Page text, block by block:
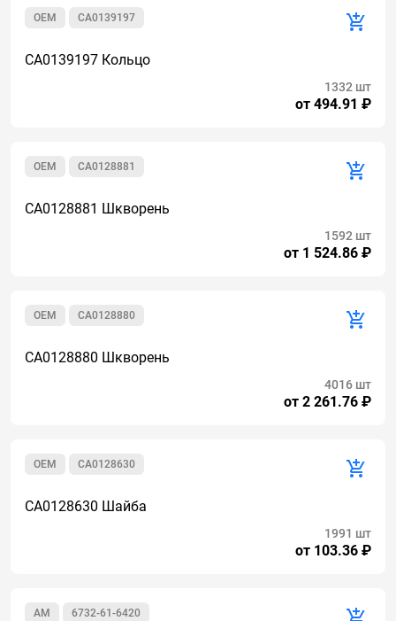
CA0139197
OEM
CA0139197 Кольцо
от 494.91 ₽
1332 шт
CA0128881
OEM
CA0128881 Шкворень
от 1 524.86 ₽
1592 шт
CA0128880
OEM
CA0128880 Шкворень
от 2 261.76 ₽
4016 шт
CA0128630
OEM
CA0128630 Шайба
от 103.36 ₽
1991 шт
6732-61-6420
AM